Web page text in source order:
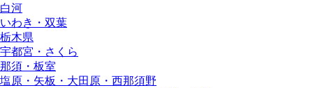
白河
いわき・双葉
栃木県
宇都宮・さくら
那須・板室
塩原・矢板・大田原・西那須野